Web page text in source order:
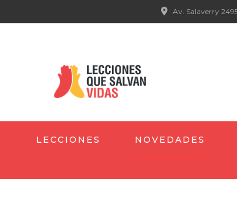
Av. Salaverry
LECCIONES
NOVEDADES